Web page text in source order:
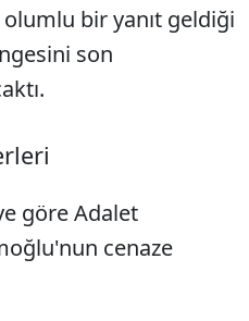
bir yanıt geldiği
son
göre Adalet
cenaze